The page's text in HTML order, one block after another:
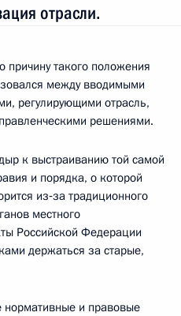
отрасли.
причину такого положения
между вводимыми
регулирующими отрасль,
решениями.
к выстраиванию той самой
и порядка, о которой
из‑за традиционного
местного
Российской Федерации
держаться за старые,
нормативные и правовые